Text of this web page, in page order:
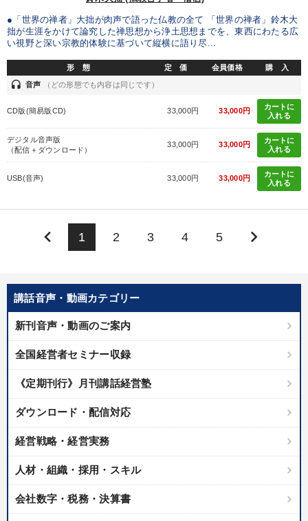
講話音声・動画カテゴリー
新刊音声・動画のご案内
全国経営者セミナー収録
《定期刊行》月刊講話経営塾
ダウンロード・配信対応
経営戦略・経営実務
人材・組織・採用・スキル
会社数字・税務・決算書
●「世界の禅者」大拙が肉声で語った仏教の全て 「世界の禅者」鈴木大
拙が生涯をかけて論究した禅思想から浄土思想までを、東西にわたる広
い視野と深い宗教的体験に基づいて縦横に語り尽...
形 態 定 価 会員価格 購 入
headset 音声 （どの形態でも内容は同じです）
CD版(簡易版CD) 33,000円 33,000円
カートに
入れる
デジタル音声版
（配信＋ダウンロード）
33,000円 33,000円
カートに
入れる
USB(音声) 33,000円 33,000円
カートに
入れる
keyboard_arrow_left 1 2 3 4 5 keyboard_arrow_right